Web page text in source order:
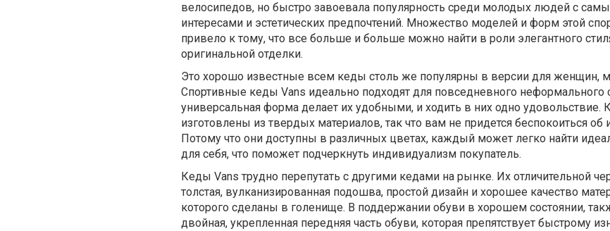
велосипедов, но быстро завоевала популярность среди молодых людей с
интересами и эстетических предпочтений. Множество моделей и форм этой
привело к тому, что все больше и больше можно найти в роли элегантного
оригинальной отделки.
Это хорошо известные всем кеды столь же популярны в версии для женщин,
Спортивные кеды Vans идеально подходят для повседневного неформального
универсальная форма делает их удобными, и ходить в них одно удовольствие.
изготовлены из твердых материалов, так что вам не придется беспокоиться об
Потому что они доступны в различных цветах, каждый может легко найти
для себя, что поможет подчеркнуть индивидуализм покупатель.
Кеды Vans трудно перепутать с другими кедами на рынке. Их отличительной
толстая, вулканизированная подошва, простой дизайн и хорошее качество
которого сделаны в голенище. В поддержании обуви в хорошем состоянии,
двойная, укрепленная передняя часть обуви, которая препятствует быстрому